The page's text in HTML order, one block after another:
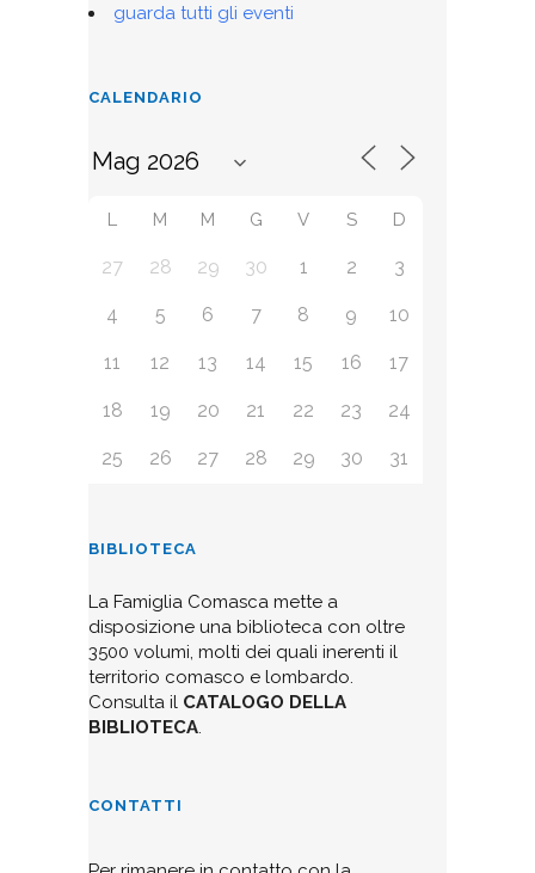
guarda tutti gli eventi
CALENDARIO
L M M G V S D
27 28 29 30 1 2 3
4 5 6 7 8 9 10
11 12 13 14 15 16 17
18 19 20 21 22 23 24
25 26 27 28 29 30 31
BIBLIOTECA
La Famiglia Comasca mette a
disposizione una biblioteca con oltre
3500 volumi, molti dei quali inerenti il
territorio comasco e lombardo.
Consulta il CATALOGO DELLA
BIBLIOTECA.
CONTATTI